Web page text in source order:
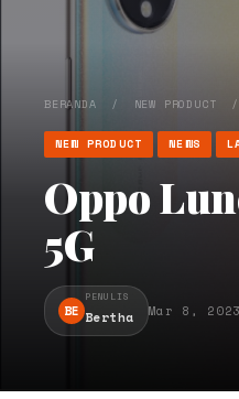
BERANDA / NEW PRODUCT
NEW PRODUCT NEWS
Oppo
5G
BE
PENULIS
Bertha Mar 8, 2023